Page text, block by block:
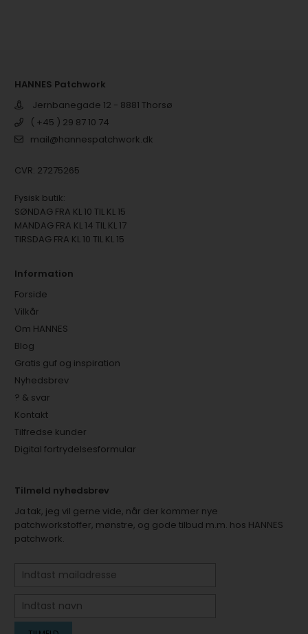
HANNES Patchwork
Jernbanegade 12 - 8881 Thorsø
( +45 ) 29 87 10 74
mail@hannespatchwork.dk
CVR: 27275265
Fysisk butik:
SØNDAG FRA KL 10 TIL KL 15
MANDAG FRA KL 14 TIL KL 17
TIRSDAG FRA KL 10 TIL KL 15
Information
Forside
Vilkår
Om HANNES
Blog
Gratis guf og inspiration
Nyhedsbrev
? & svar
Kontakt
Tilfredse kunder
Digital fortrydelsesformular
Tilmeld nyhedsbrev
Ja tak, jeg vil gerne vide, når der kommer nye
patchworkstoffer, mønstre, og gode tilbud m.m. hos HANNES
patchwork.